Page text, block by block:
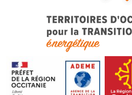
TOTEn Occitanie
d’Occitanie pour